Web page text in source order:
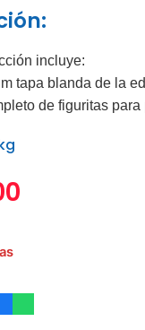
incluye:
tapa blanda de la
de figuritas para